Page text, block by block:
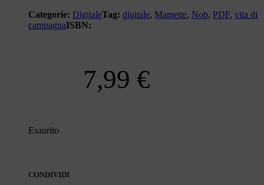
Categorie: DigitaleTag: digitale, Mamette, Nob, PDF, vita di
campagnaISBN:
7,99 €
Esaurito
CONDIVIDI